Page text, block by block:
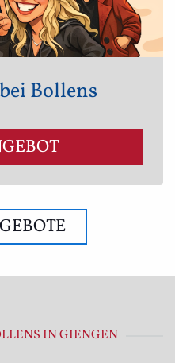
Bollens
IN GIENGEN